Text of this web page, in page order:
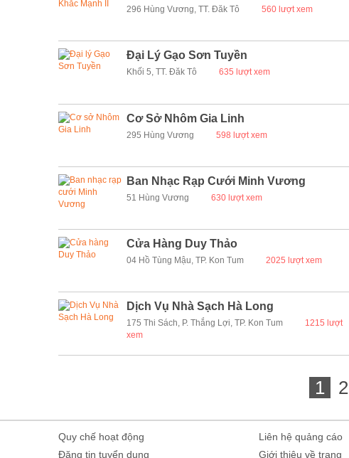
296 Hùng Vương, TT. Đăk Tô 560 lượt xem
Đại Lý Gạo Sơn Tuyền
Khối 5, TT. Đăk Tô 635 lượt xem
Cơ Sở Nhôm Gia Linh
295 Hùng Vương 598 lượt xem
Ban Nhạc Rạp Cưới Minh Vương
51 Hùng Vương 630 lượt xem
Cửa Hàng Duy Thảo
04 Hồ Tùng Mậu, TP. Kon Tum 2025 lượt xem
Dịch Vụ Nhà Sạch Hà Long
175 Thi Sách, P. Thắng Lợi, TP. Kon Tum
1215 lượt
xem
1 2
Quy chế hoạt động
Đăng tin tuyển dụng
Liên hệ quảng cáo
Giới thiệu về trang